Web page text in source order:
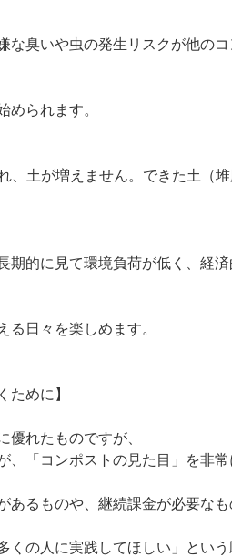
臭いや虫の発生リスクが他のコ
められます。
、土が増えません。できた土（
的に見て環境負荷が低く、経済
日々を楽しめます。
ために】
優れたものですが、
、「コンポストの見た目」を非
あるものや、継続課金が必要な
くの人に実践してほしい」とい